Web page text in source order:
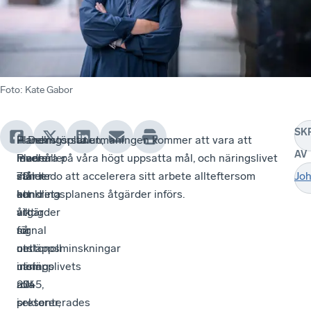
Foto: Kate Gabor
Handlingsplanen,
med
målet
att
att
nå
nettonoll
utsläpp
2045,
presenterades
Planen
innehåller
70
konkreta
åtgärder
för
utsläppsminskningar
inom
alla
sektorer,
–
Planen
sänder
en
viktig
signal
om
näringslivets
roll
i
– Den största utmaningen kommer att vara att
leverera på våra högt uppsatta mål, och näringslivet
står redo att accelerera sitt arbete allteftersom
handlingsplanens åtgärder införs.
AV